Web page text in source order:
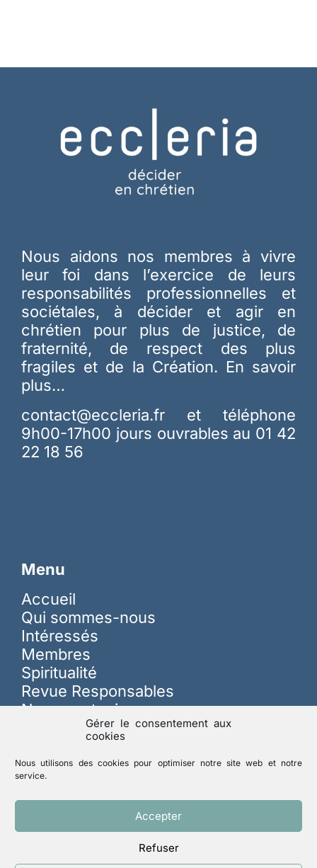
Gérer le consentement aux
cookies
Nous utilisons des cookies pour optimiser notre site web et notre
service.
Accepter
Refuser
Nous aidons nos membres à vivre
leur foi dans l’exercice de leurs
responsabilités professionnelles et
sociétales, à décider et agir en
chrétien pour plus de justice, de
fraternité, de respect des plus
fragiles et de la Création. En savoir
plus…
contact@eccleria.fr et téléphone
9h00-17h00 jours ouvrables au 01 42
22 18 56
Menu
Accueil
Qui sommes-nous
Intéressés
Membres
Spiritualité
Revue Responsables
Nous soutenir
Lutte contre les abus
Mentions légales